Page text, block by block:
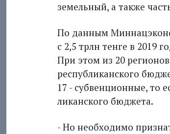
земельный, а также
По данным
с 2,5 трлн тенге в 2019
При этом из 20
республиканского
17 - субвенционные, то
ликанского бюджета.
- Но необходимо